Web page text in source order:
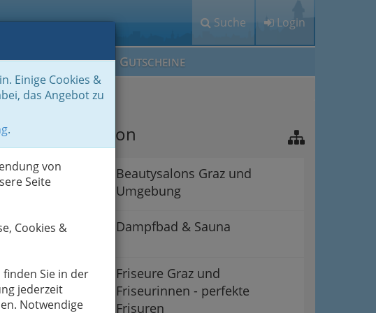
Suche Login
MEIN IG GUTSCHEINE
Einige Cookies &
das Angebot zu
.
von
Seite
Cookies &
Sie in der
jederzeit
Notwendige
Navigation
Beautysalons Graz und
Umgebung
Dampfbad & Sauna
Friseure Graz und
Friseurinnen - perfekte
Frisuren